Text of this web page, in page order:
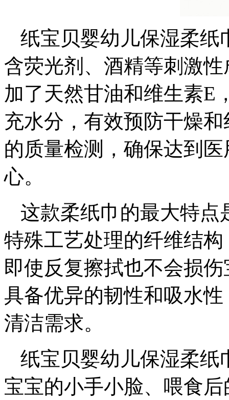
纸宝贝婴幼儿保湿柔纸
含荧光剂、酒精等刺激
加了天然甘油和维生素E
充水分，有效预防干燥
的质量检测，确保达到
心。
这款柔纸巾的最大特点
特殊工艺处理的纤维结
即使反复擦拭也不会损
具备优异的韧性和吸水
清洁需求。
纸宝贝婴幼儿保湿柔纸
宝宝的小手小脸、喂食